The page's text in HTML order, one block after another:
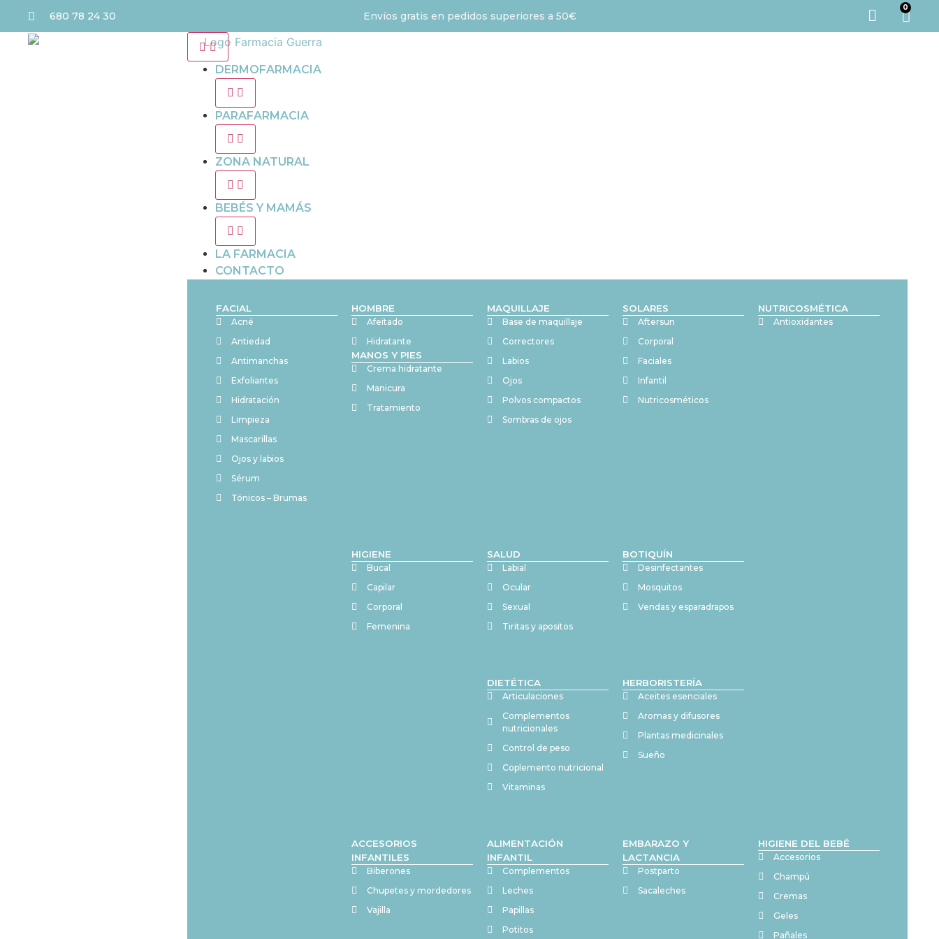
680 78 24 30 Envíos gratis en pedidos superiores a 50€
0
DERMOFARMACIA
PARAFARMACIA
ZONA NATURAL
BEBÉS Y MAMÁS
LA FARMACIA
CONTACTO
FACIAL
Acné
Antiedad
Antimanchas
Exfoliantes
Hidratación
Limpieza
Mascarillas
Ojos y labios
Sérum
Tónicos – Brumas
HOMBRE
Afeitado
Hidratante
MANOS Y PIES
Crema hidratante
Manicura
Tratamiento
MAQUILLAJE
Base de maquillaje
Correctores
Labios
Ojos
Polvos compactos
Sombras de ojos
SOLARES
Aftersun
Corporal
Faciales
Infantil
Nutricosméticos
NUTRICOSMÉTICA
Antioxidantes
HIGIENE
Bucal
Capilar
Corporal
Femenina
SALUD
Labial
Ocular
Sexual
Tiritas y apositos
BOTIQUÍN
Desinfectantes
Mosquitos
Vendas y esparadrapos
DIETÉTICA
Articulaciones
Complementos
nutricionales
Control de peso
Coplemento nutricional
Vitaminas
HERBORISTERÍA
Aceites esenciales
Aromas y difusores
Plantas medicinales
Sueño
ACCESORIOS
INFANTILES
Biberones
Chupetes y mordedores
Vajilla
ALIMENTACIÓN
INFANTIL
Complementos
Leches
Papillas
Potitos
EMBARAZO Y
LACTANCIA
Postparto
Sacaleches
HIGIENE DEL BEBÉ
Accesorios
Champú
Cremas
Geles
Pañales